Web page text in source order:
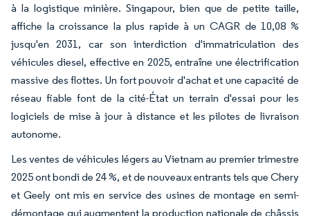
à la logistique minière. Singapour, bien que de petite taille,
affiche la croissance la plus rapide à un CAGR de 10,08 %
jusqu'en 2031, car son interdiction d'immatriculation des
véhicules diesel, effective en 2025, entraîne une électrification
massive des flottes. Un fort pouvoir d'achat et une capacité de
réseau fiable font de la cité-État un terrain d'essai pour les
logiciels de mise à jour à distance et les pilotes de livraison
autonome.
Les ventes de véhicules légers au Vietnam au premier trimestre
2025 ont bondi de 24 %, et de nouveaux entrants tels que Chery
et Geely ont mis en service des usines de montage en semi-
démontage qui augmentent la production nationale de châssis